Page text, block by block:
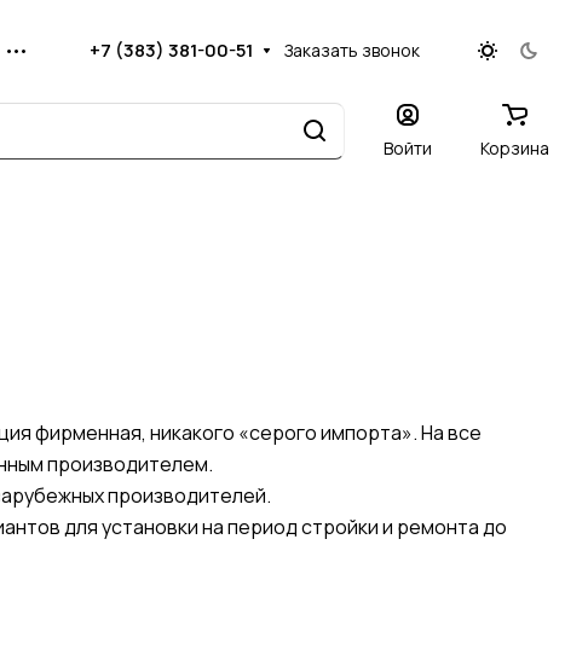
+7 (383) 381-00-51 Заказать звонок
Войти Корзина
фирменная, никакого «серого импорта». На все
производителем.
производителей.
для установки на период стройки и ремонта до